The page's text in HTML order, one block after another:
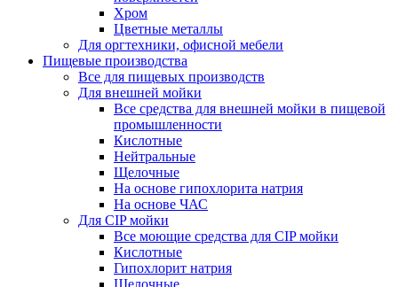
Хром
Цветные металлы
Для оргтехники, офисной мебели
Пищевые производства
Все для пищевых производств
Для внешней мойки
Все средства для внешней мойки в пищевой
промышленности
Кислотные
Нейтральные
Щелочные
На основе гипохлорита натрия
На основе ЧАС
Для CIP мойки
Все моющие средства для CIP мойки
Кислотные
Гипохлорит натрия
Щелочные